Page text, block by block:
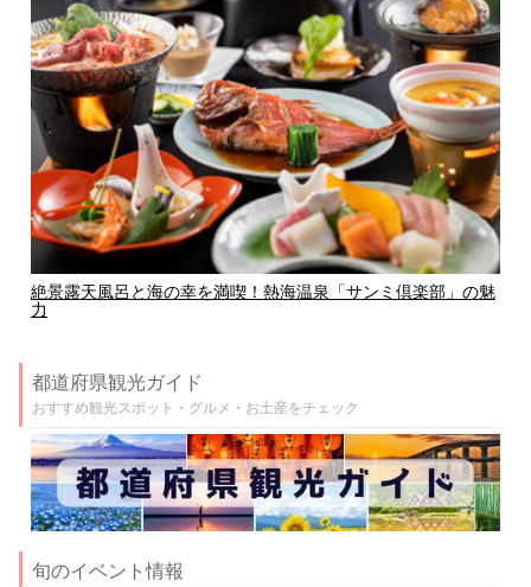
絶景露天風呂と海の幸を満喫！熱海温泉「サンミ倶楽部」の魅
力
都道府県観光ガイド
おすすめ観光スポット・グルメ・お土産をチェック
旬のイベント情報